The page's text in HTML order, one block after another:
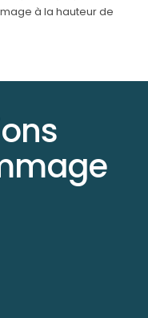
à la hauteur de